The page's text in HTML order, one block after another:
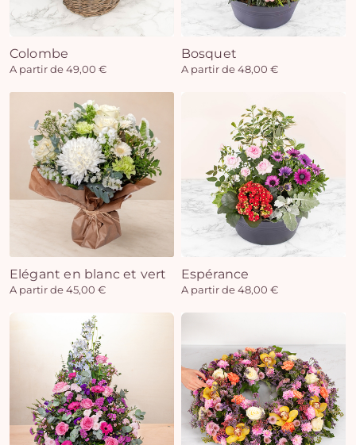
Colombe
A partir de 49,00 €
Bosquet
A partir de 48,00 €
Elégant en blanc et vert
A partir de 45,00 €
Espérance
A partir de 48,00 €